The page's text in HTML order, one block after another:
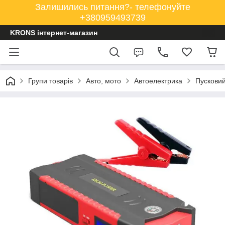
Залишились питання?- телефонуйте
+380959493739
KRONS інтернет-магазин
Групи товарів Авто, мото Автоелектрика